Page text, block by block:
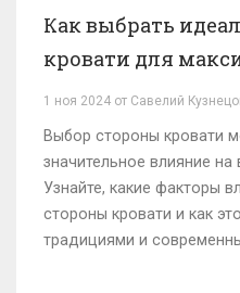
Как выбрать
кровати для
комфорта
1 ноя 2024 от Савелий
Выбор стороны кровати
значительное влияние
Узнайте, какие факторы
стороны кровати и как
традициями и